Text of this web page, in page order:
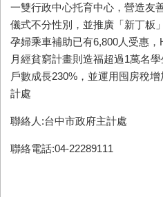
一雙行政中心托育中心，營造友
儀式不分性別，並推廣「新丁粄
孕婦乘車補助已有6,800人受惠
月經貧窮計畫則造福超過1萬名
戶數成長230%，並運用囤房稅
計處
聯絡人:台中市政府主計處
聯絡電話:04-22289111